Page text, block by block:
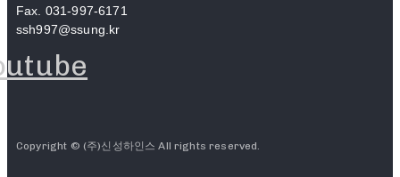
Fax. 031-997-6171
ssh997@ssung.kr
Copyright © (주)신성하인스 All rights reserved.